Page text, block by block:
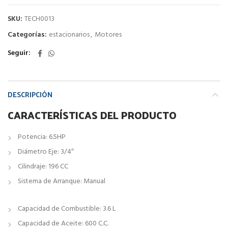
SKU: TECH0013
Categorías: estacionarios, Motores
Seguir
DESCRIPCIÓN
CARACTERÍSTICAS DEL PRODUCTO
Potencia: 6.5HP
Diámetro Eje: 3/4″
Cilindraje: 196 CC
Sistema de Arranque: Manual
Capacidad de Combustible: 3.6 L
Capacidad de Aceite: 600 C.C.